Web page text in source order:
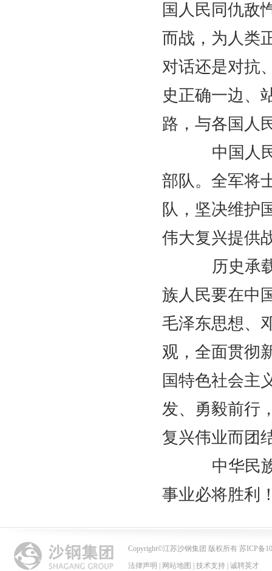
国人民同仇敌
而战，为人类
对话还是对抗
史正确一边、
路，与各国人
中国人民
部队。全军将
队，坚决维护
伟大复兴提供
历史承载
族人民要在中
毛泽东思想、
观，全面贯彻
国特色社会主
发、勇毅前行
复兴伟业而团
中华民族
事业必将胜利
Copyright©江苏沙钢集团 版权所有 苏ICP备
法律声明
网站地图 技术支持 诚聘英才